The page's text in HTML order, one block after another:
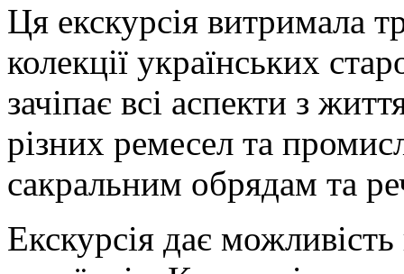
Ця екскурсія витримала
колекції українських
зачіпає всі аспекти з
різних ремесел та
сакральним обрядам та
Екскурсія дає